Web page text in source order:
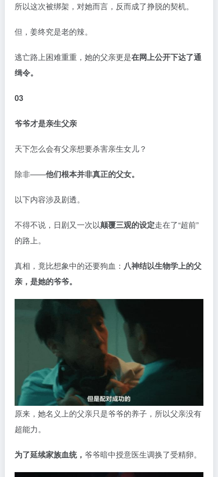
天下怎么会有父亲想要杀害亲生女儿？
以下内容涉及剧透。
不得不说，日剧又一次以 颠覆三观的设定
亲，是她的爷爷。
原来，她名义上的父亲只是爷爷的养子，所以父亲没有
超能力。
为了延续家族血统， 爷爷暗中授意医生调换了受精卵。